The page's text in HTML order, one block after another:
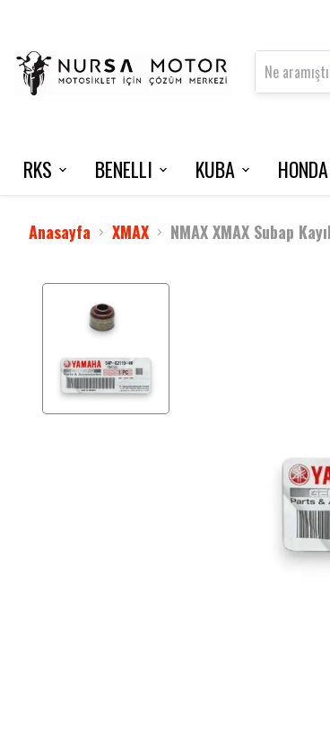
RKS
FRECCIA 150 VRS 125
M502 N
BLADE 350
BENELLI KUBA
VN50 PRO
HONDA
NMAX 125 / 2015-2020
INTERCOM
Anasayfa XMAX NMAX XMAX Subap